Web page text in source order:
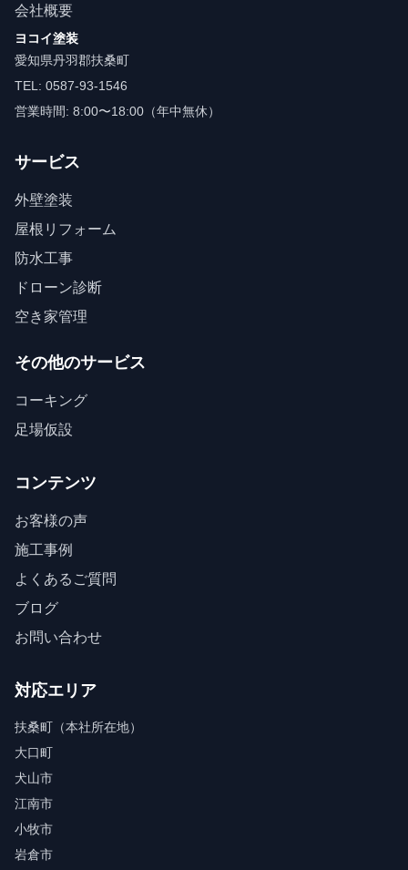
会社概要
ヨコイ塗装
愛知県丹羽郡扶桑町
TEL: 0587-93-1546
営業時間: 8:00〜18:00（年中無休）
サービス
外壁塗装
屋根リフォーム
防水工事
ドローン診断
空き家管理
その他のサービス
コーキング
足場仮設
コンテンツ
お客様の声
施工事例
よくあるご質問
ブログ
お問い合わせ
対応エリア
扶桑町（本社所在地）
大口町
犬山市
江南市
小牧市
岩倉市